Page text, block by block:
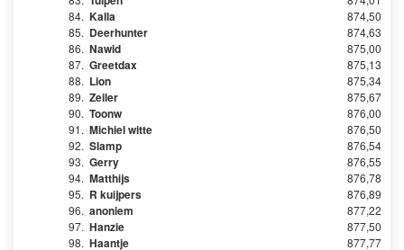
84. Kalla
874,50
85. Deerhunter
874,63
86. Nawid
875,00
87. Greetdax
875,13
88. Lion
875,34
89. Zeiler
875,67
90. Toonw
876,00
91. Michiel witte
876,50
92. Slamp
876,54
93. Gerry
876,55
94. Matthijs
876,78
95. R kuijpers
876,89
96. anoniem
877,22
97. Hanzie
877,50
98. Haantje
877,77